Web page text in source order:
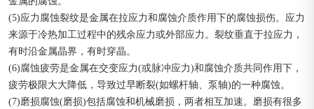
(5)应力腐蚀裂纹是金属在拉应力和腐蚀介质作用下的腐蚀损伤。应力
来源于冷热加工过程中的残余应力或外部应力。裂纹垂直于拉应力，
有时沿金属晶界，有时穿晶。
(6)腐蚀疲劳是金属在交变应力(或脉冲应力)和腐蚀介质共同作用下，
疲劳极限大大降低，导致过早断裂(如螺杆轴、泵轴)的一种腐蚀。
(7)磨损腐蚀(磨损)包括腐蚀和机械磨损，两者相互加速。磨损有很多